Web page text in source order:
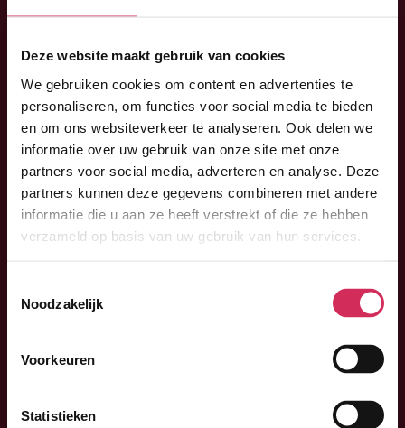
Deze website maakt gebruik van cookies
We gebruiken cookies om content en advertenties te
personaliseren, om functies voor social media te bieden
en om ons websiteverkeer te analyseren. Ook delen we
informatie over uw gebruik van onze site met onze
partners voor social media, adverteren en analyse. Deze
partners kunnen deze gegevens combineren met andere
informatie die u aan ze heeft verstrekt of die ze hebben
verzameld op basis van uw gebruik van hun services.
Noodzakelijk
Voorkeuren
Statistieken
The Technobis team helps you improve your medical
innovations, comply to industry standards, and produce